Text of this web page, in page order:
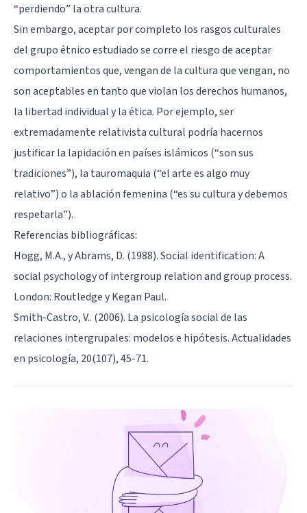
“perdiendo” la otra cultura.
Sin embargo, aceptar por completo los rasgos culturales
del grupo étnico estudiado se corre el riesgo de aceptar
comportamientos que, vengan de la cultura que vengan, no
son aceptables en tanto que violan los derechos humanos,
la libertad individual y la ética. Por ejemplo, ser
extremadamente relativista cultural podría hacernos
justificar la lapidación en países islámicos (“son sus
tradiciones”), la tauromaquia (“el arte es algo muy
relativo”) o la ablación femenina (“es su cultura y debemos
respetarla”).
Referencias bibliográficas:
Hogg, M.A., y Abrams, D. (1988). Social identification: A
social psychology of intergroup relation and group process.
London: Routledge y Kegan Paul.
Smith-Castro, V.. (2006). La psicología social de las
relaciones intergrupales: modelos e hipótesis. Actualidades
en psicología, 20(107), 45-71.